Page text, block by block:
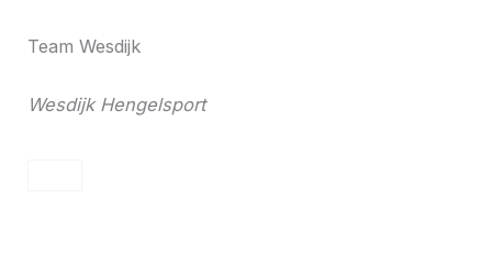
Team Wesdijk
Wesdijk Hengelsport